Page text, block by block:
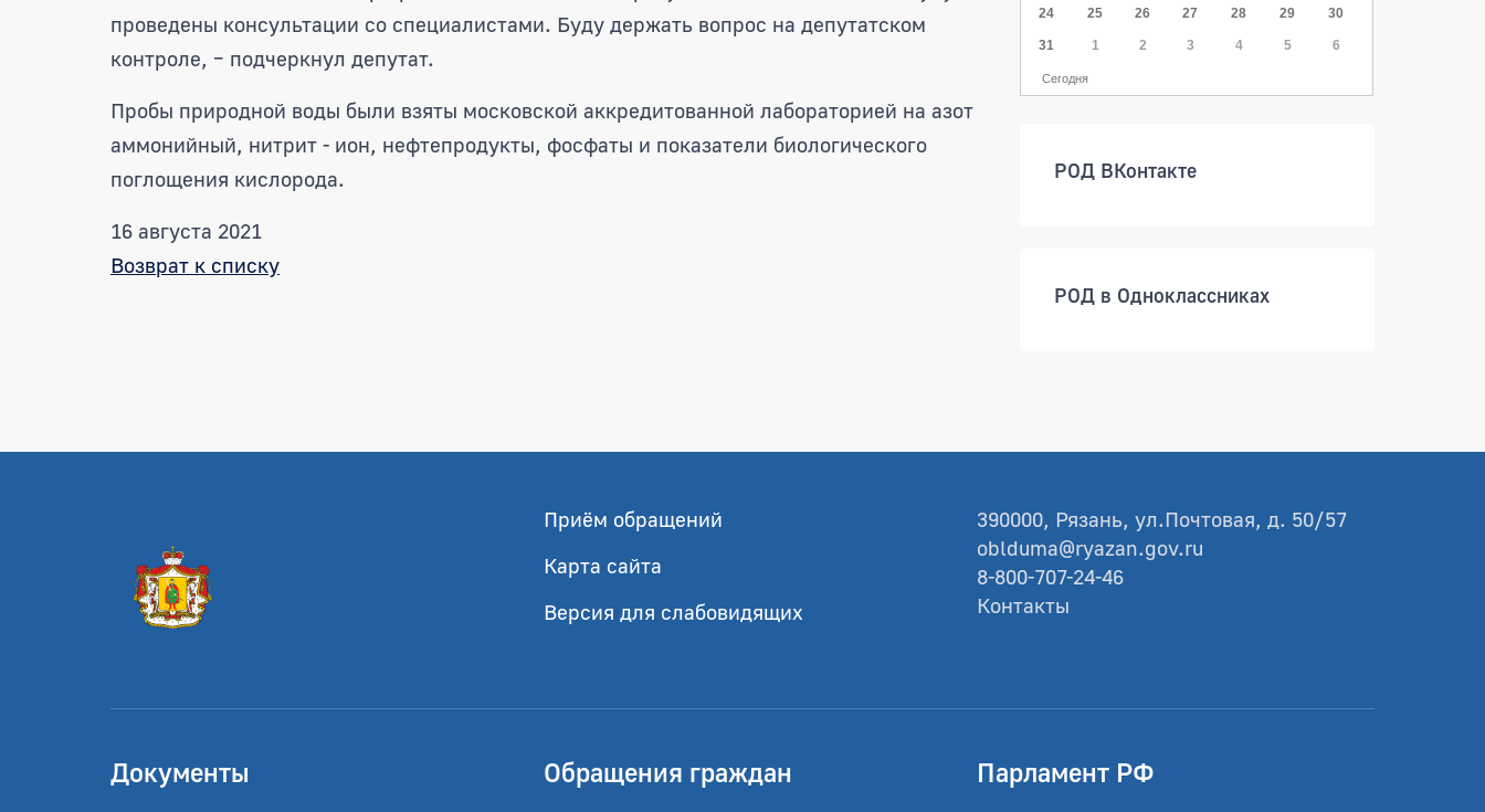
проведены консультации со специалистами. Буду держать вопрос на депутатском
контроле, – подчеркнул депутат.
Пробы природной воды были взяты московской аккредитованной лабораторией на азот
аммонийный, нитрит - ион, нефтепродукты, фосфаты и показатели биологического
поглощения кислорода.
16 августа 2021
Возврат к списку
24 25 26 27 28 29 30
31 1 2 3 4 5 6
Сегодня
РОД ВКонтакте
РОД в Одноклассниках
Приём обращений
Карта сайта
Версия для слабовидящих
390000, Рязань, ул.Почтовая, д. 50/57
oblduma@ryazan.gov.ru
8-800-707-24-46
Контакты
Документы Обращения граждан Парламент РФ